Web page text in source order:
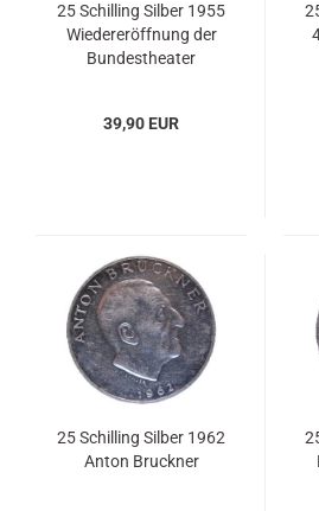
25 Schilling Silber 1955
Wiedereröffnung der
Bundestheater
39,90 EUR
25 Schilling Silber 1962
Anton Bruckner